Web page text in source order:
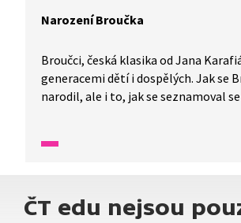
Narození Broučka
Broučci, česká klasika od Jana
generacemi dětí i dospělých. Jak se
narodil, ale i to, jak se seznamoval
ČT edu nejsou